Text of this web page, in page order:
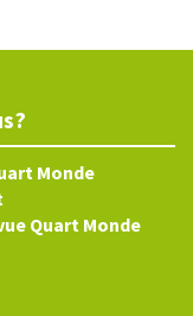
Monde
Quart Monde